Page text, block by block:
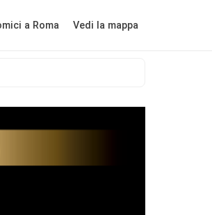
a Roma Vedi la mappa